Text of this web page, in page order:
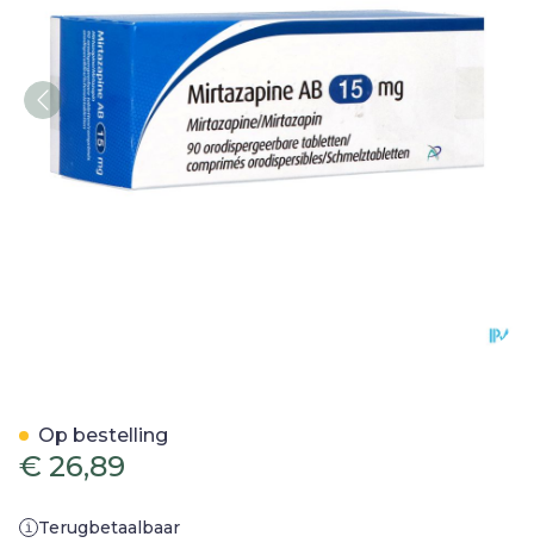
€ 26,89
Terugbetaalbaar
Op bestelling